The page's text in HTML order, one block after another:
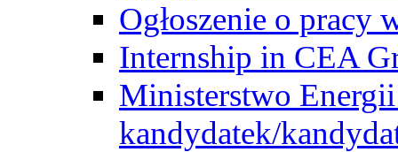
Ogłoszenie o pracy
Internship in CEA
Ministerstwo
kandydatek/